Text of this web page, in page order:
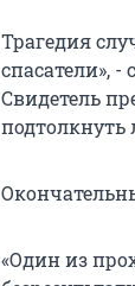
Трагедия
спасатели»,
Свидетель
подтолкнуть
«Один из